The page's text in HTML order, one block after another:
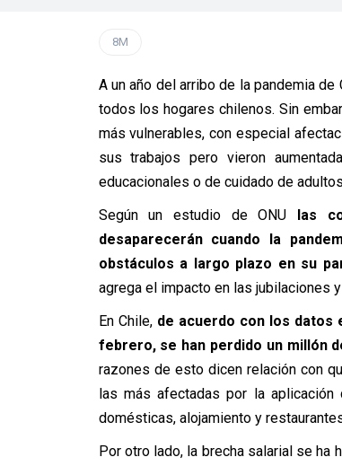
8M
A un año del arribo de la pandemia
todos los hogares chilenos. Sin
más vulnerables, con especial
sus trabajos pero vieron
educacionales o de cuidado de
Según un estudio de ONU las
desaparecerán cuando la
obstáculos a largo plazo en su
agrega el impacto en las jubilaciones
En Chile,de acuerdo con los datos
febrero, se han perdido un millón
razones de esto dicen relación con
las más afectadas por la aplicación
domésticas, alojamiento y
Por otro lado, la brecha salarial se ha